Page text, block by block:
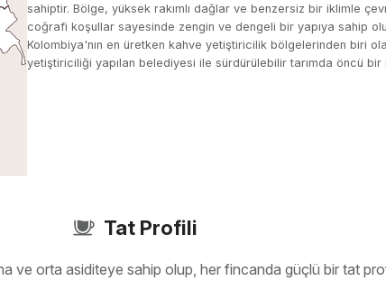
sahiptir. Bölge, yüksek rakımlı dağlar ve benzersiz bir iklimle
coğrafi koşullar sayesinde zengin ve dengeli bir yapıya sahip
Kolombiya'nın en üretken kahve yetiştiricilik bölgelerinden biri
yetiştiriciliği yapılan belediyesi ile sürdürülebilir tarımda öncü bir
Tat Profili
ve orta asiditeye sahip olup, her fincanda güçlü bir tat